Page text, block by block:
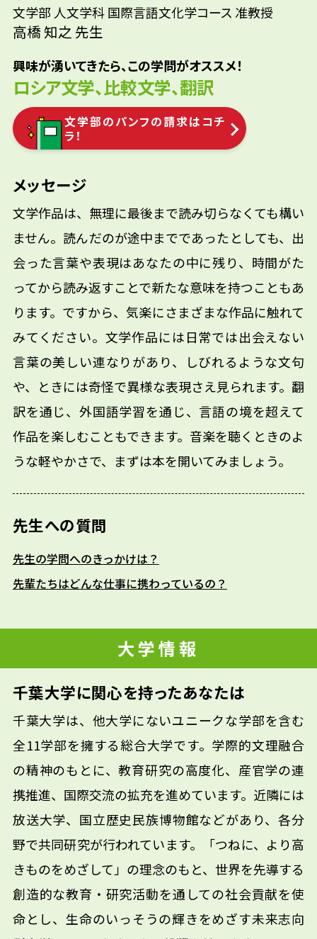
文学部 人文学科 国際言語文化学コース 准教授
高橋 知之 先生
興味が湧いてきたら、この学問がオススメ！
ロシア文学、比較文学、翻訳
文学部のパンフの請求はコチ
ラ！
メッセージ
文学作品は、無理に最後まで読み切らなくても構い
ません。読んだのが途中までであったとしても、出
会った言葉や表現はあなたの中に残り、時間がた
ってから読み返すことで新たな意味を持つこともあ
ります。ですから、気楽にさまざまな作品に触れて
みてください。文学作品には日常では出会えない
言葉の美しい連なりがあり、しびれるような文句
や、ときには奇怪で異様な表現さえ見られます。翻
訳を通じ、外国語学習を通じ、言語の境を超えて
作品を楽しむこともできます。音楽を聴くときのよ
うな軽やかさで、まずは本を開いてみましょう。
先生への質問
先生の学問へのきっかけは？
先輩たちはどんな仕事に携わっているの？
が、文学への憧れはやまず、翻訳家・文学研
究者を志すようになりました。高校生のとき
が、ロシア文学を選んだきっかけです。
大学院進学研究/美術館教育普及/出版業編集・
参考資料
大学情報
千葉大学に関心を持ったあなたは
千葉大学は、他大学にないユニークな学部を含む
全11学部を擁する総合大学です。学際的文理融合
の精神のもとに、教育研究の高度化、産官学の連
携推進、国際交流の拡充を進めています。近隣には
放送大学、国立歴史民族博物館などがあり、各分
野で共同研究が行われています。「つねに、より高
きものをめざして」の理念のもと、世界を先導する
創造的な教育・研究活動を通しての社会貢献を使
命とし、生命のいっそうの輝きをめざす未来志向